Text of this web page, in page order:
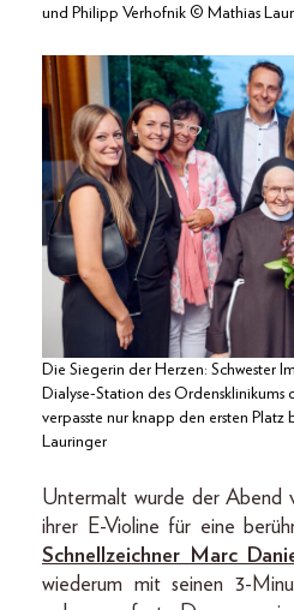
und Philipp Verhofnik © Mathias
Die Siegerin der Herzen: Schwester
Dialyse-Station des Ordensklinikums
verpasste nur knapp den ersten
Lauringer
Untermalt wurde der Abend
ihrer E-Violine für eine
Schnellzeichner Marc
wiederum mit seinen 3-